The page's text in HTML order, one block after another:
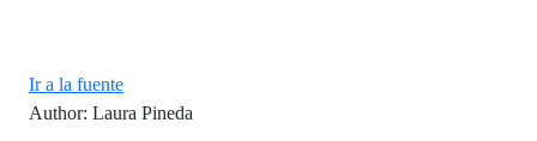
Ir a la fuente
Author: Laura Pineda